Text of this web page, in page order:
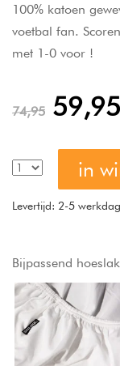
100% katoen
voetbal fan.
met 1-0 voor !
74,95 59,95
in
Levertijd: 2-5
Bijpassend